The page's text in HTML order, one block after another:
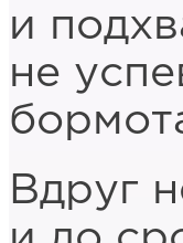
и
не
Вдруг